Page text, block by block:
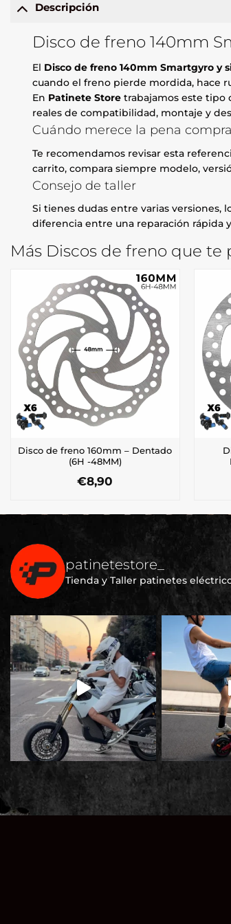
Descripción
Disco de freno 140mm
El Disco de freno 140mm Smartgyro y
cuando el freno pierde mordida, hace
En Patinete Store trabajamos este tipo
reales de compatibilidad, montaje y
Cuándo merece la pena
Te recomendamos revisar esta
carrito, compara siempre modelo,
Consejo de taller
Si tienes dudas entre varias versiones,
diferencia entre una reparación rápida
Más Discos de freno que te
Disco de freno 160mm – Dentado
(6H -48MM)
€8,90
patinetestore_
Tienda y Taller patinetes